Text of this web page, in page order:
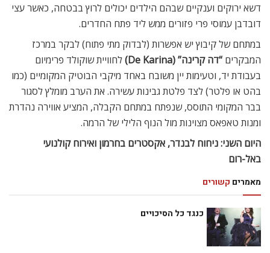
דשא ירוקים וענקיים שבהם הילדים יכולים לרוץ בבטחה, כאשר עצי
דובדבן עמוסי פרי פזורים ממש ליד פתח החדרים.
במתחם של קיבוץ יש אפשרות (לבדוק מתי פתוח) לבקר במרכז
המבקרים “דה קרינה” (De Karina) לחוויית שוקולד פרימיום
בעבודת יד, וטעימות יין משובח באחד מיקבי הבוטיק המקומיים (כמו
בהט או פלטר) לצד פלטת גבינות עשירה. את הערב מומלץ לסגור
בבר המקומי התוסס, שנפתח במתחם הקבלה, המציע אווירה נהדרת
ומנות טאפאס מצוינות מול הנוף הלילי של הרמה.
היום השני: ניחוח לבנדר, אקסטרים בחרמון ואירוח קולנועי
באל-רום
מאמרים קשורים
כנגד כל הסיכויים